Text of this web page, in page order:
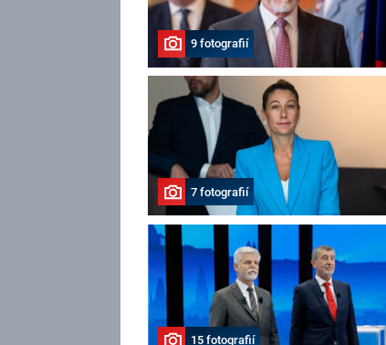
9 fotografií
7 fotografií
15 fotografií